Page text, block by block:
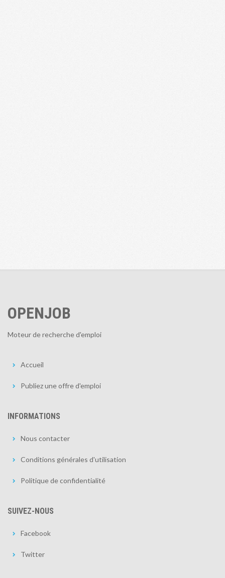
OPENJOB
Moteur de recherche d'emploi
Accueil
Publiez une offre d'emploi
INFORMATIONS
Nous contacter
Conditions générales d'utilisation
Politique de confidentialité
SUIVEZ-NOUS
Facebook
Twitter